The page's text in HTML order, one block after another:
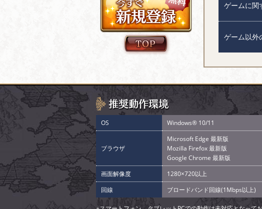
ゲームに関
ゲーム以外
OS Windows® 10/11
ブラウザ
Microsoft Edge 最新版
Mozilla Firefox 最新版
Google Chrome 最新版
画面解像度
1280×720以上
回線
ブロードバンド回線(1Mbps以上)